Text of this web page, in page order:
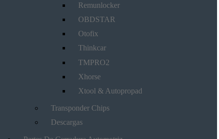
Remunlocker
OBDSTAR
Otofix
Thinkcar
TMPRO2
Xhorse
Xtool & Autopropad
Transponder Chips
Descargas